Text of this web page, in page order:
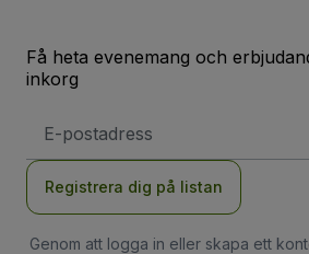
Få heta evenemang och
inkorg
postadress
Registrera dig på listan
Genom att logga in eller skapa ett